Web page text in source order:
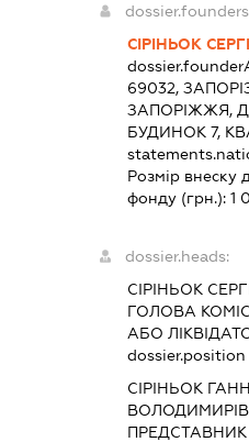
СІРІНЬОК
69032,
ЗАПОРІЖЖЯ,
БУДИНОК 7,
Розмір внеску
фонду (грн.): 1
dossier.heads:
СІРІНЬОК
ГОЛОВА
АБО
dossier.position
СІРІНЬОК
ПРЕДСТАВНИК